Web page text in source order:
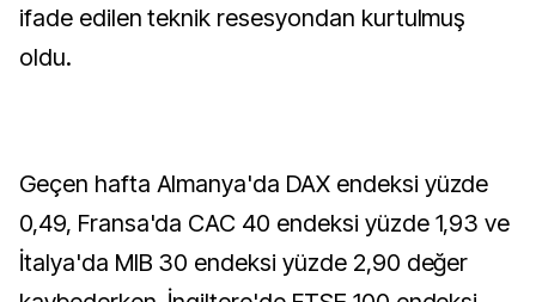
ifade edilen teknik resesyondan kurtulmuş
oldu.
Geçen hafta Almanya'da DAX endeksi yüzde
0,49, Fransa'da CAC 40 endeksi yüzde 1,93 ve
İtalya'da MIB 30 endeksi yüzde 2,90 değer